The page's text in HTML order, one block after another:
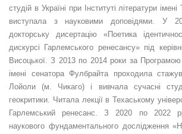
студій в Україні при Інституті літератури
виступала з науковими доповідями. У
докторську дисертацію «Поетика
дискурсі Гарлемського ренесансу» під
Висоцької. З 2013 по 2014 роки за Програмою
імені сенатора Фулбрайта проходила
Лойоли (м. Чикаго) і вивчала сучасні
геокритики. Читала лекції в Техаському
Гарлемський ренесанс. З 2020 по 2022
наукового фундаментального дослідження